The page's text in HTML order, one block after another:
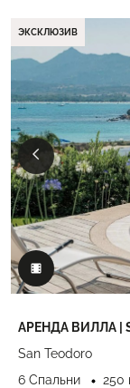
ЭКСКЛЮЗИВ
АРЕНДА ВИЛЛА |
San Teodoro
6 Спальни
250